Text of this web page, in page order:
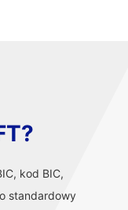
kod BIC,
standardowy